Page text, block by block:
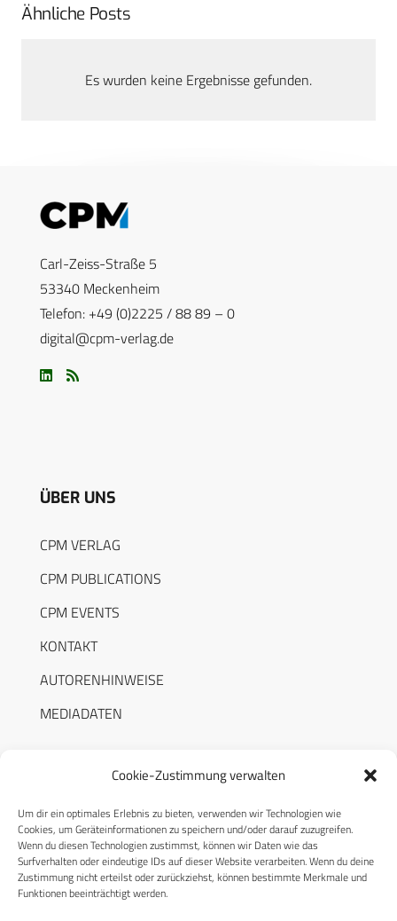
Cookie-Zustimmung verwalten
Um dir ein optimales Erlebnis zu bieten, verwenden wir Technologien wie
Cookies, um Geräteinformationen zu speichern und/oder darauf zuzugreifen.
Wenn du diesen Technologien zustimmst, können wir Daten wie das
Surfverhalten oder eindeutige IDs auf dieser Website verarbeiten. Wenn du deine
Zustimmung nicht erteilst oder zurückziehst, können bestimmte Merkmale und
Funktionen beeinträchtigt werden.
Ähnliche Posts
Es wurden keine Ergebnisse gefunden.
Carl-Zeiss-Straße 5
53340 Meckenheim
Telefon: +49 (0)2225 / 88 89 – 0
digital@cpm-verlag.de
ÜBER UNS
CPM VERLAG
CPM PUBLICATIONS
CPM EVENTS
KONTAKT
AUTORENHINWEISE
MEDIADATEN
RECHTLICHES
Datenschutzerklärung
Cookie-Richtlinie (EU)